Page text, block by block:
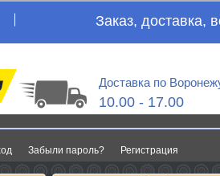
Заказ, доставка,
Доставка по
10.00 - 17.00
Забыли пароль? Регистрация